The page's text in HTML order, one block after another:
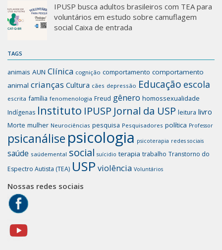
IPUSP busca adultos brasileiros com TEA para
voluntários em estudo sobre camuflagem
social Caixa de entrada
TAGS
animais AUN Clínica cognição comportamento comportamento
animal crianças Cultura cães depressão Educação escola
escrita família fenomenologia Freud gênero homossexualidade
Indígenas Instituto IPUSP Jornal da USP leitura livro
Morte mulher Neurociências pesquisa Pesquisadores política Professor
psicanálise psicologia psicoterapia redes sociais
saúde saúdemental social suícidio terapia trabalho Transtorno do
Espectro Autista (TEA) USP violência Voluntários
Nossas redes sociais